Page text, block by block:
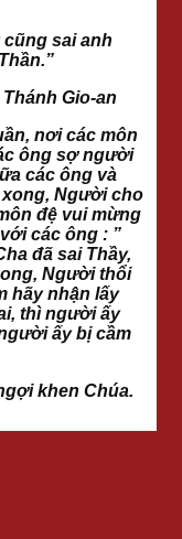
cũng sai anh
Gio-an
nơi các môn
ông sợ người
các ông và
xong, Người cho
đệ vui mừng
các ông : ”
đã sai Thầy,
Người thổi
hãy nhận lấy
thì người ấy
ấy bị cầm
khen Chúa.